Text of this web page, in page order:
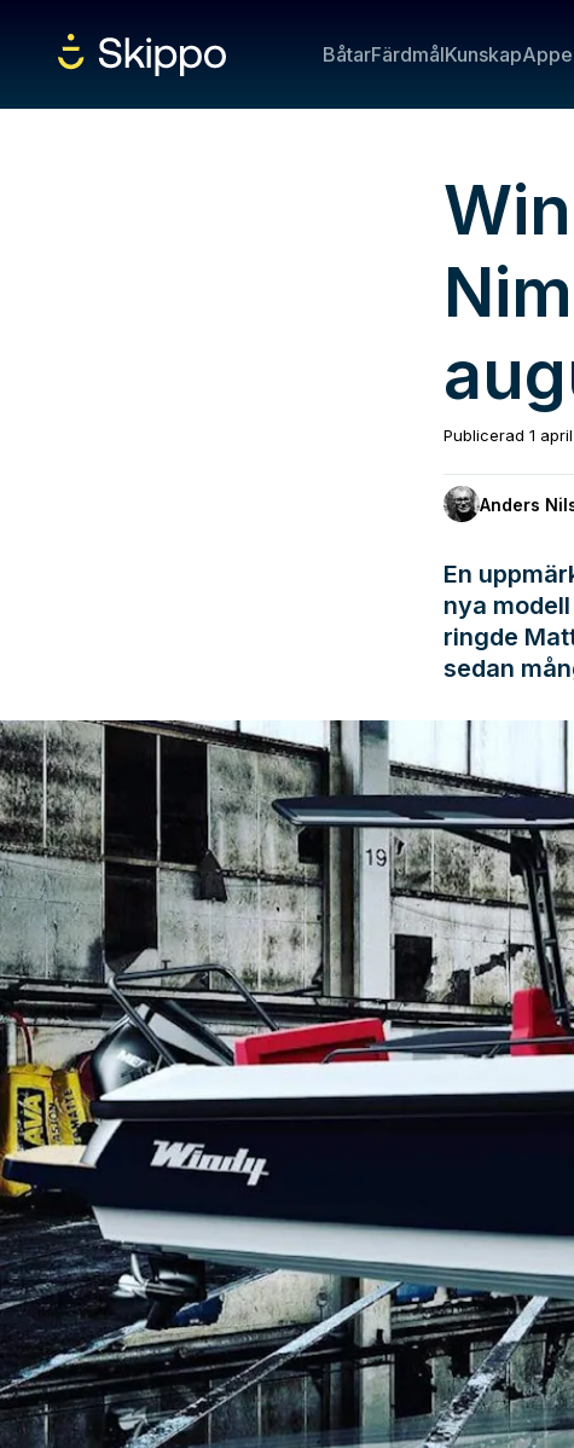
BåtarFärdmålKunskap
Publicerad 1
Anders
En
nya
ringde
sedan